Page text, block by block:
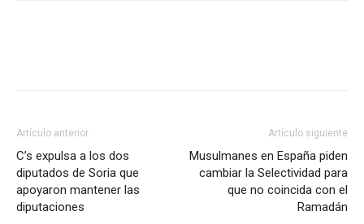
Artículo anterior
C’s expulsa a los dos
diputados de Soria que
apoyaron mantener las
diputaciones
Artículo siguiente
Musulmanes en España piden
cambiar la Selectividad para
que no coincida con el
Ramadán